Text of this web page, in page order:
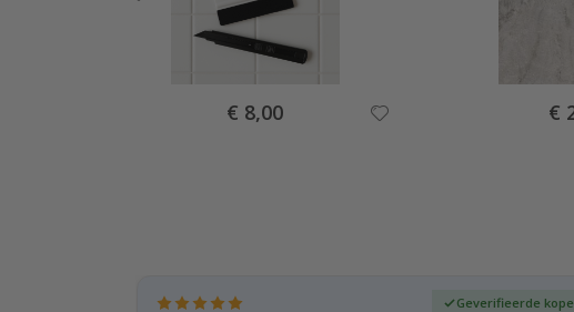
Special
Price
€ 8,00 €
Geverifieerde